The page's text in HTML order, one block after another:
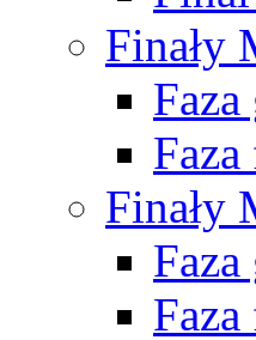
Finały
Faza
Finały
Faza